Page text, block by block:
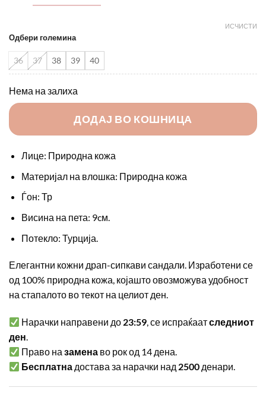
Одбери големина
36 37 38 39 40
ИСЧИСТИ
Нема на залиха
ДОДАЈ ВО КОШНИЦА
Лице: Природна кожа
Материјал на влошка: Природна кожа
Ѓон: Тр
Висина на пета: 9cм.
Потекло: Турција.
Елегантни кожни драп-сипкави сандали. Изработени се
од 100% природна кожа, којашто овозможува удобност
на стапалото во текот на целиот ден.
Нарачки направени до 23:59, се испраќаатследниот
ден.
Право назамена во рок од 14 дена.
Бесплатна достава за нарачки над 2500 денари.